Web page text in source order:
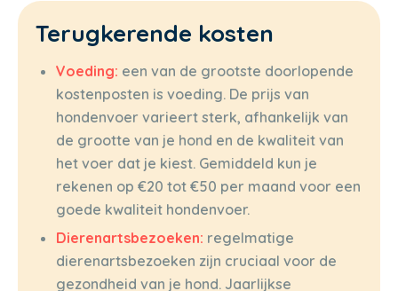
Terugkerende kosten
Voeding: een van de grootste doorlopende
kostenposten is voeding. De prijs van
hondenvoer varieert sterk, afhankelijk van
de grootte van je hond en de kwaliteit van
het voer dat je kiest. Gemiddeld kun je
rekenen op €20 tot €50 per maand voor een
goede kwaliteit hondenvoer.
Dierenartsbezoeken: regelmatige
dierenartsbezoeken zijn cruciaal voor de
gezondheid van je hond. Jaarlijkse